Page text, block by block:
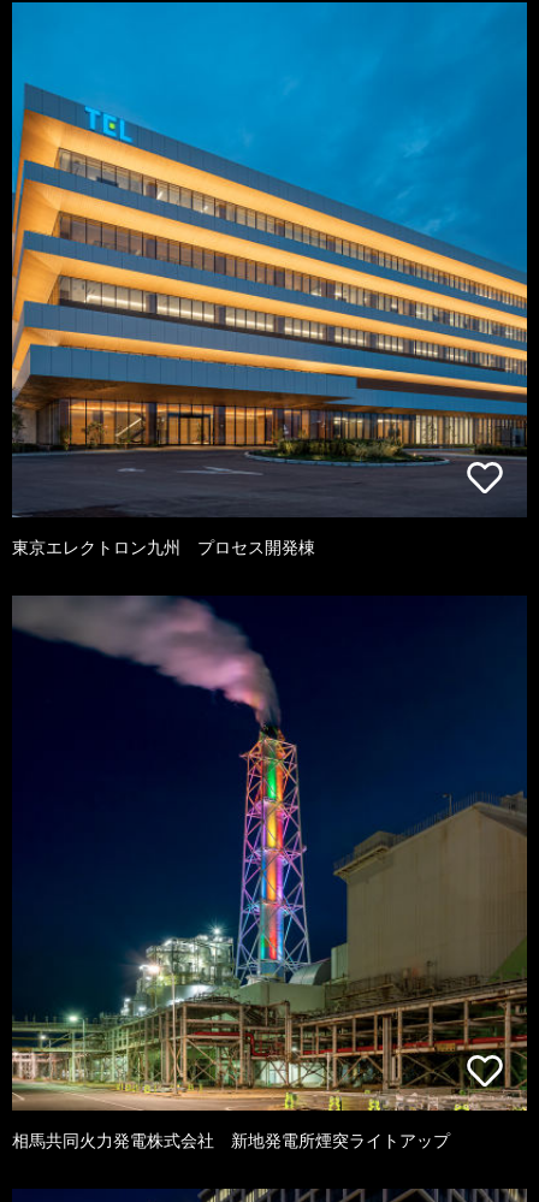
東京エレクトロン九州 プロセス開発棟
相馬共同火力発電株式会社 新地発電所煙突ライトアップ